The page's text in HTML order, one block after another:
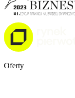
Oferty